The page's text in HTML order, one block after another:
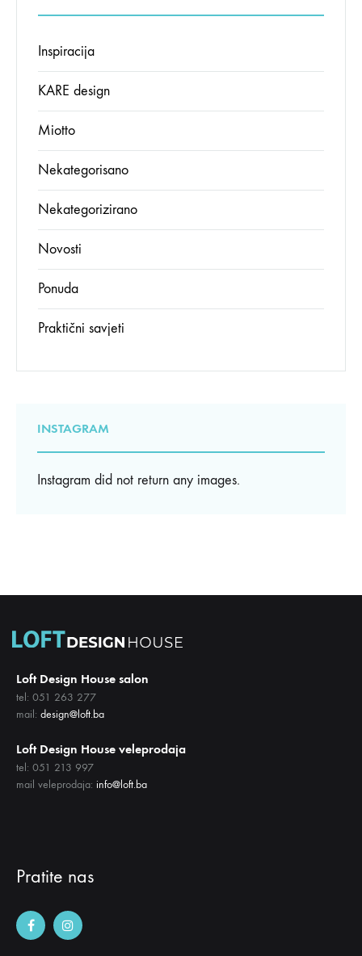
Inspiracija
KARE design
Miotto
Nekategorisano
Nekategorizirano
Novosti
Ponuda
Praktični savjeti
INSTAGRAM
Instagram did not return any images.
Loft Design House salon
tel: 051 263 277
mail: design@loft.ba
Loft Design House veleprodaja
tel: 051 213 997
mail veleprodaja: info@loft.ba
Pratite nas